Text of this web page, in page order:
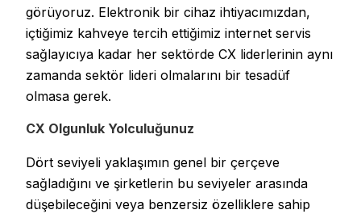
görüyoruz. Elektronik bir cihaz ihtiyacımızdan,
içtiğimiz kahveye tercih ettiğimiz internet servis
sağlayıcıya kadar her sektörde CX liderlerinin aynı
zamanda sektör lideri olmalarını bir tesadüf
olmasa gerek.
CX Olgunluk Yolculuğunuz
Dört seviyeli yaklaşımın genel bir çerçeve
sağladığını ve şirketlerin bu seviyeler arasında
düşebileceğini veya benzersiz özelliklere sahip